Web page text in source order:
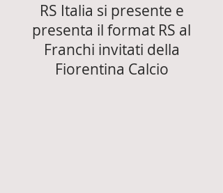
RS Italia si presente e
presenta il format RS al
Franchi invitati della
Fiorentina Calcio